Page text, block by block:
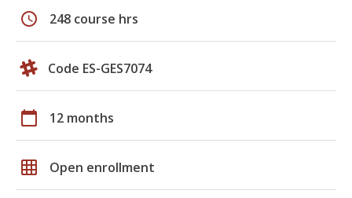
schedule 248 course hrs
Code ES-GES7074
calendar_today 12 months
grid_on Open enrollment